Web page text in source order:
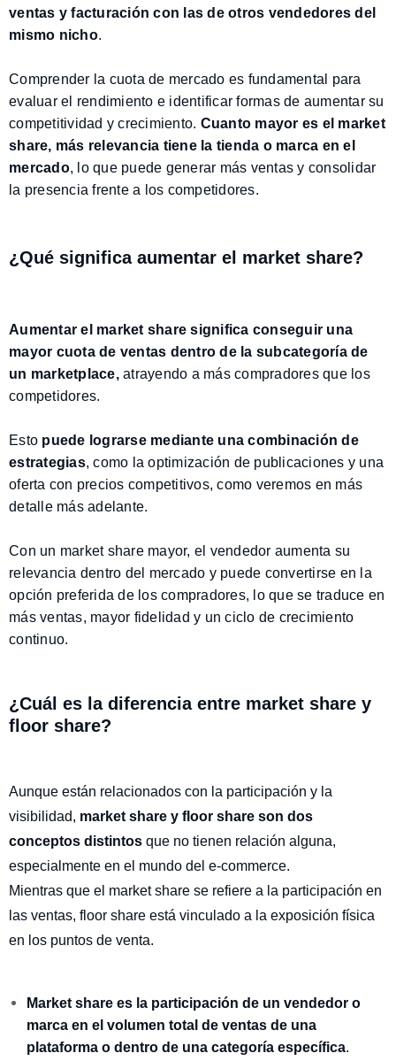
ventas y facturación con las de otros vendedores del
mismo nicho.
Comprender la cuota de mercado es fundamental para
evaluar el rendimiento e identificar formas de aumentar su
competitividad y crecimiento. Cuanto mayor es el market
share, más relevancia tiene la tienda o marca en el
mercado, lo que puede generar más ventas y consolidar
la presencia frente a los competidores.
¿Qué significa aumentar el market share?
Aumentar el market share significa conseguir una
mayor cuota de ventas dentro de la subcategoría de
un marketplace, atrayendo a más compradores que los
competidores.
Esto puede lograrse mediante una combinación de
estrategias, como la optimización de publicaciones y una
oferta con precios competitivos, como veremos en más
detalle más adelante.
Con un market share mayor, el vendedor aumenta su
relevancia dentro del mercado y puede convertirse en la
opción preferida de los compradores, lo que se traduce en
más ventas, mayor fidelidad y un ciclo de crecimiento
continuo.
¿Cuál es la diferencia entre market share y
floor share?
Aunque están relacionados con la participación y la
visibilidad, market share y floor share son dos
conceptos distintos que no tienen relación alguna,
especialmente en el mundo del e-commerce.
Mientras que el market share se refiere a la participación en
las ventas, floor share está vinculado a la exposición física
en los puntos de venta.
Market share es la participación de un vendedor o
marca en el volumen total de ventas de una
plataforma o dentro de una categoría específica.